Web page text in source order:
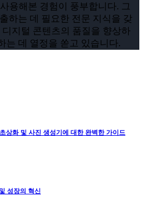
용해본 경험이 풍부합니다. 그
하는 데 필요한 전문 지식을 갖
지털 콘텐츠의 품질을 향상하
는 데 열정을 쏟고 있습니다.
상화 및 사진 생성기에 대한 완벽한 가이드
성장의 혁신